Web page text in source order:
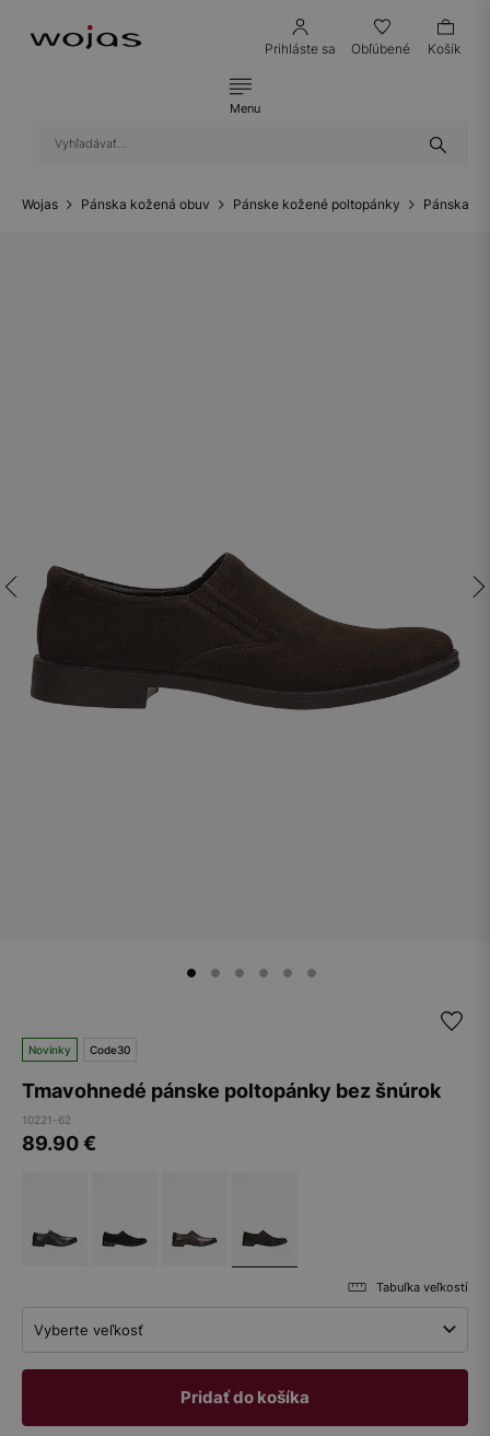
Prihláste sa Obľúbené Košík
Menu
Wojas Pánska kožená obuv Pánske kožené poltopánky Pánska
Novinky Code30
Tmavohnedé pánske poltopánky bez šnúrok
10221-62
89.90€
Tabuľka veľkostí
Vyberte veľkosť
Pridať do košíka